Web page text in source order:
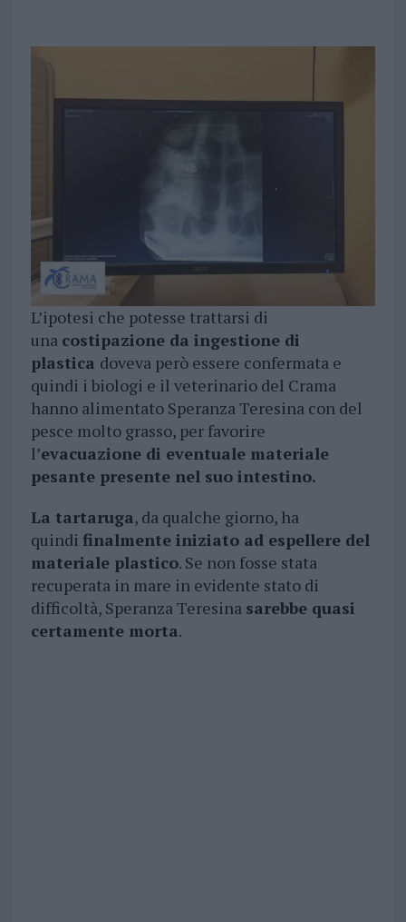
L’ipotesi che potesse trattarsi di
una costipazione da ingestione di
plastica doveva però essere confermata e
quindi i biologi e il veterinario del Crama
hanno alimentato Speranza Teresina con del
pesce molto grasso, per favorire
l’evacuazione di eventuale materiale
pesante presente nel suo intestino.
La tartaruga, da qualche giorno, ha
quindi finalmente iniziato ad espellere del
materiale plastico. Se non fosse stata
recuperata in mare in evidente stato di
difficoltà, Speranza Teresina sarebbe quasi
certamente morta.